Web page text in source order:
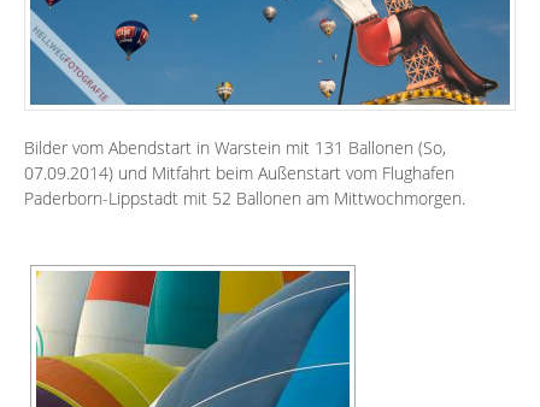
Bilder vom Abendstart in Warstein mit 131 Ballonen (So,
07.09.2014) und Mitfahrt beim Außenstart vom Flughafen
Paderborn-Lippstadt mit 52 Ballonen am Mittwochmorgen.